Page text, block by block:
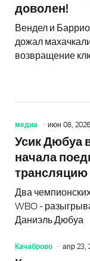
доволен!
Вендел и
дожал
возвращение
медиа июн 08, 2026
Усик Дюбуа
начала
трансляцию
Два
WBO -
Даниэль Дюбуа
Качаброво апр 23,